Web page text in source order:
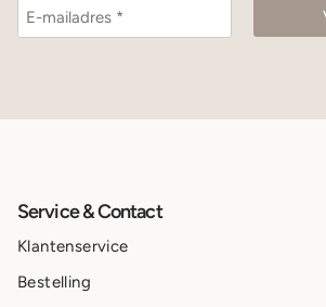
Service & Contact
Klantenservice
Bestelling